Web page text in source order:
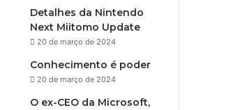
Detalhes da Nintendo
Next Miitomo Update
20 de março de 2024
Conhecimento é poder
20 de março de 2024
O ex-CEO da Microsoft,